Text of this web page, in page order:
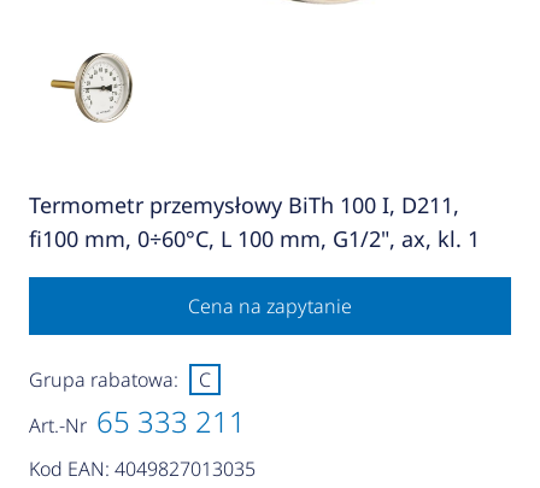
Termometr przemysłowy BiTh 100 I, D211,
fi100 mm, 0÷60°C, L 100 mm, G1/2", ax, kl. 1
Cena na zapytanie
Art.-Nr 65 333 211
Kod EAN: 4049827013035
Grupa rabatowa: C